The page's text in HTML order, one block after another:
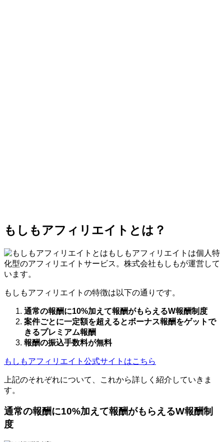
もしもアフィリエイトとは？
もしもアフィリエイトは個人特
化型のアフィリエイトサービス。株式会社もしもが運営して
います。
もしもアフィリエイトの特徴は以下の通りです。
通常の報酬に10%加えて報酬がもらえるW報酬制度
案件ごとに一定額を超えるとボーナス報酬をゲットで
きるプレミアム報酬
報酬の振込手数料が無料
もしもアフィリエイト公式サイトはこちら
上記のそれぞれについて、これから詳しく紹介していきま
す。
通常の報酬に10%加えて報酬がもらえるW報酬制
度